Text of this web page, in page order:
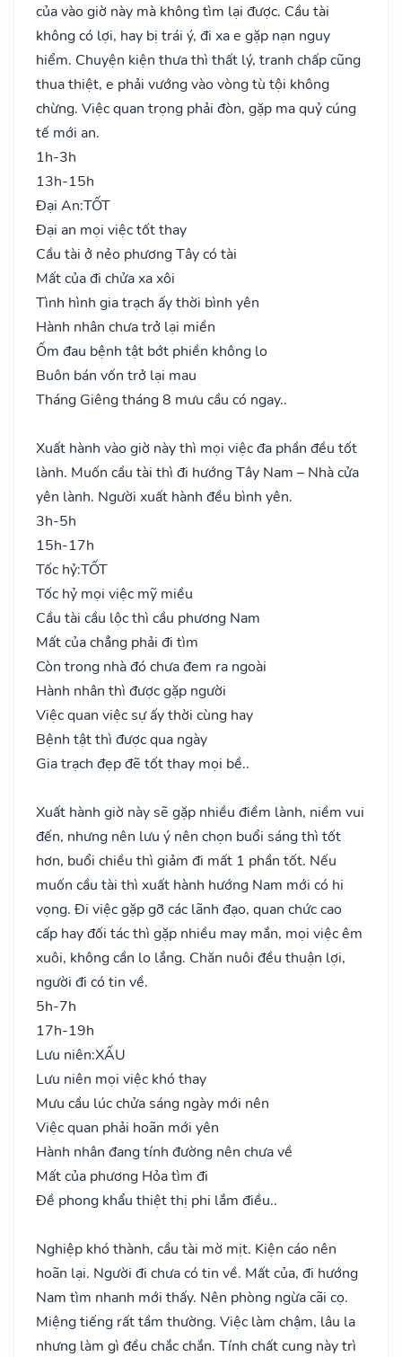
của vào giờ này mà không tìm lại được. Cầu tài
không có lợi, hay bị trái ý, đi xa e gặp nạn nguy
hiểm. Chuyện kiện thưa thì thất lý, tranh chấp cũng
thua thiệt, e phải vướng vào vòng tù tội không
chừng. Việc quan trọng phải đòn, gặp ma quỷ cúng
tế mới an.
1h-3h
13h-15h
Đại An:TỐT
Đại an mọi việc tốt thay
Cầu tài ở nẻo phương Tây có tài
Mất của đi chửa xa xôi
Tình hình gia trạch ấy thời bình yên
Hành nhân chưa trở lại miền
Ốm đau bệnh tật bớt phiền không lo
Buôn bán vốn trở lại mau
Tháng Giêng tháng 8 mưu cầu có ngay..
Xuất hành vào giờ này thì mọi việc đa phần đều tốt
lành. Muốn cầu tài thì đi hướng Tây Nam – Nhà cửa
yên lành. Người xuất hành đều bình yên.
3h-5h
15h-17h
Tốc hỷ:TỐT
Tốc hỷ mọi việc mỹ miều
Cầu tài cầu lộc thì cầu phương Nam
Mất của chẳng phải đi tìm
Còn trong nhà đó chưa đem ra ngoài
Hành nhân thì được gặp người
Việc quan việc sự ấy thời cùng hay
Bệnh tật thì được qua ngày
Gia trạch đẹp đẽ tốt thay mọi bề..
Xuất hành giờ này sẽ gặp nhiều điềm lành, niềm vui
đến, nhưng nên lưu ý nên chọn buổi sáng thì tốt
hơn, buổi chiều thì giảm đi mất 1 phần tốt. Nếu
muốn cầu tài thì xuất hành hướng Nam mới có hi
vọng. Đi việc gặp gỡ các lãnh đạo, quan chức cao
cấp hay đối tác thì gặp nhiều may mắn, mọi việc êm
xuôi, không cần lo lắng. Chăn nuôi đều thuận lợi,
người đi có tin về.
5h-7h
17h-19h
Lưu niên:XẤU
Lưu niên mọi việc khó thay
Mưu cầu lúc chửa sáng ngày mới nên
Việc quan phải hoãn mới yên
Hành nhân đang tính đường nên chưa về
Mất của phương Hỏa tìm đi
Đề phong khẩu thiệt thị phi lắm điều..
Nghiệp khó thành, cầu tài mờ mịt. Kiện cáo nên
hoãn lại. Người đi chưa có tin về. Mất của, đi hướng
Nam tìm nhanh mới thấy. Nên phòng ngừa cãi cọ.
Miệng tiếng rất tầm thường. Việc làm chậm, lâu la
nhưng làm gì đều chắc chắn. Tính chất cung này trì